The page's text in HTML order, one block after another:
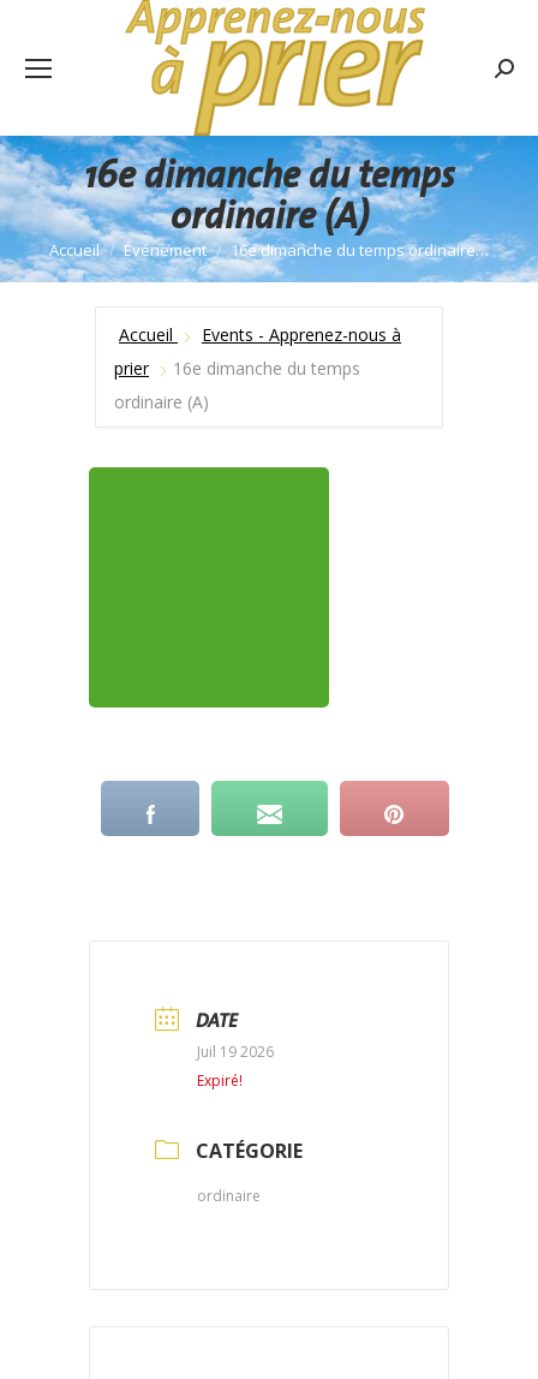
16e dimanche du temps
ordinaire (A)
Vous êtes ici :
Accueil Événement 16e dimanche du temps ordinaire…
Accueil
Events - Apprenez-nous à
prier
16e dimanche du temps
ordinaire (A)
DATE
Juil 19 2026
Expiré!
CATÉGORIE
ordinaire